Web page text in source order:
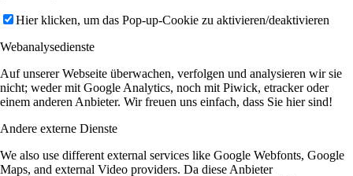
Hier klicken, um das Pop-up-Cookie zu aktivieren/deaktivieren
Webanalysedienste
Auf unserer Webseite überwachen, verfolgen und analysieren wir sie
nicht; weder mit Google Analytics, noch mit Piwick, etracker oder
einem anderen Anbieter. Wir freuen uns einfach, dass Sie hier sind!
Andere externe Dienste
We also use different external services like Google Webfonts, Google
Maps, and external Video providers. Da diese Anbieter